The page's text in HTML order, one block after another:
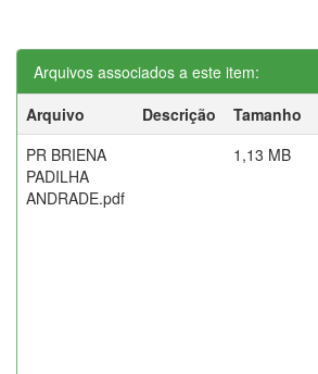
Arquivos associados a este item:
Arquivo
Descrição Tamanho
PR BRIENA
PADILHA
ANDRADE.pdf
1,13 MB